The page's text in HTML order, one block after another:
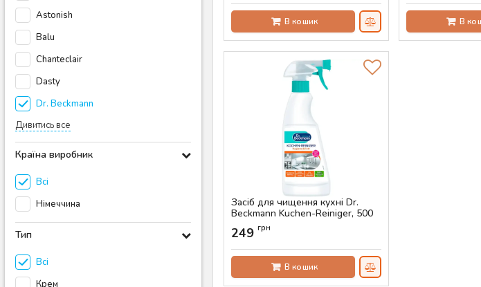
Astonish
Balu
Chanteclair
Dasty
Dr. Beckmann
Дивитись все
Країна виробник
Всі
Німеччина
Тип
Всі
Крем
В кошик В
Засіб для чищення кухні Dr.
Beckmann Kuchen-Reiniger, 500
Артикул:
249 грн
В кошик